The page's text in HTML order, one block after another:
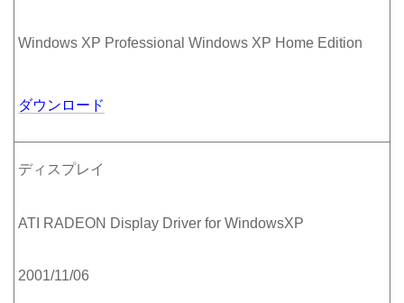
Windows XP Professional Windows XP Home Edition
ダウンロード
ディスプレイ
ATI RADEON Display Driver for WindowsXP
2001/11/06